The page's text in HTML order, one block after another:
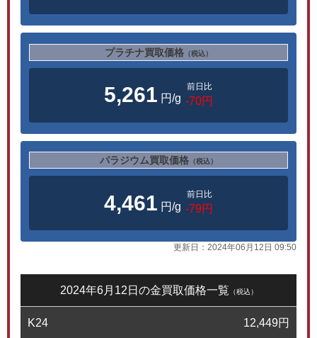
プラチナ買取価格 （税込）
5,261 円/g
前日比
-70円
パラジウム買取価格 （税込）
4,461 円/g
前日比
-79円
更新日： 2024年06月12日 09:50
2024年6月12日の金買取価格一覧 （税込）
K24 12,449円